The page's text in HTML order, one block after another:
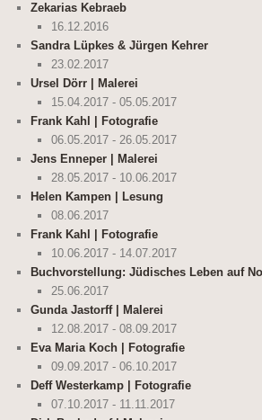
Zekarias Kebraeb
16.12.2016
Sandra Lüpkes & Jürgen Kehrer
23.02.2017
Ursel Dörr | Malerei
15.04.2017 - 05.05.2017
Frank Kahl | Fotografie
06.05.2017 - 26.05.2017
Jens Enneper | Malerei
28.05.2017 - 10.06.2017
Helen Kampen | Lesung
08.06.2017
Frank Kahl | Fotografie
10.06.2017 - 14.07.2017
Buchvorstellung: Jüdisches Leben auf
25.06.2017
Gunda Jastorff | Malerei
12.08.2017 - 08.09.2017
Eva Maria Koch | Fotografie
09.09.2017 - 06.10.2017
Deff Westerkamp | Fotografie
07.10.2017 - 11.11.2017